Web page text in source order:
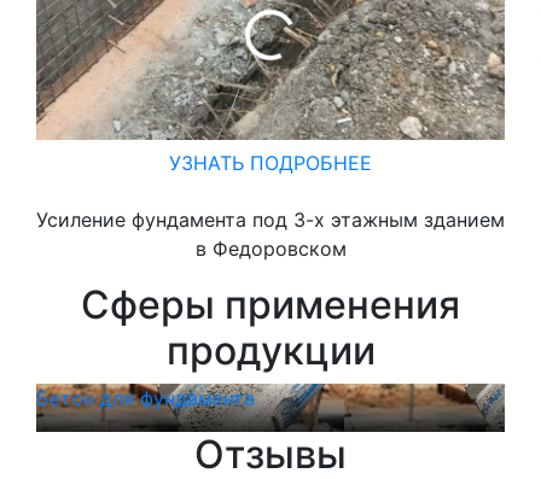
УЗНАТЬ ПОДРОБНЕЕ
Усиление фундамента под 3-х этажным зданием
в Федоровском
Сферы применения
продукции
Бетон для фундамента
Отзывы